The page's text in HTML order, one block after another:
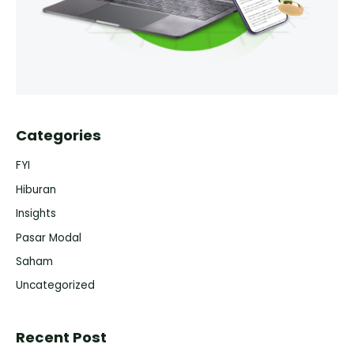
Categories
FYI
Hiburan
Insights
Pasar Modal
Saham
Uncategorized
Recent Post